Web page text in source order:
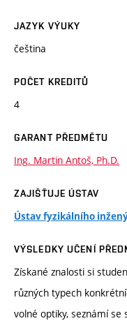
JAZYK VÝUKY
čeština
POČET KREDITŮ
4
GARANT PŘEDMĚTU
Ing. Martin Antoš, Ph.D.
ZAJIŠŤUJE ÚSTAV
Ústav fyzikálního
VÝSLEDKY UČENÍ
Získané znalosti si
různých typech
volné optiky, seznámí